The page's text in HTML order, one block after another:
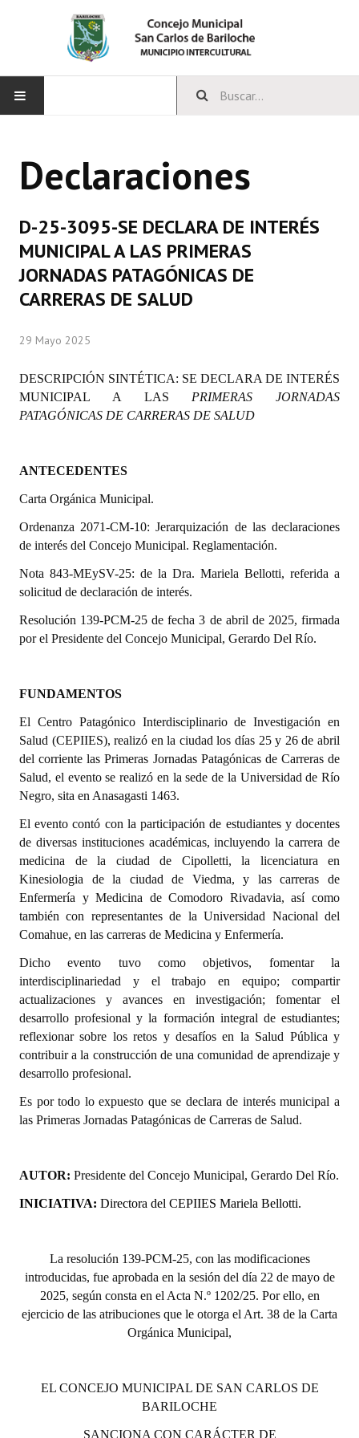
CONCEJO
Integrantes del Concejo
Comisiones Permanentes
Comisiones Especiales
Concejales Mandato Cumplido
Programas
LEGISLACIÓN
Reglamento Interno
Digesto
Organigrama
DOCUMENTOS
Proyectos Presentados
Dictámenes Asesoría Letrada
Actas de Sesión
Informes de Unidad Coordinadora
Ejecución Presupuestaria
Actas de Audiencias Públicas
NORMATIVA
Comunicaciones
Declaraciones
Resoluciones
Resoluciones de Presidencia
Antiguos Pobladores
Premio al Mérito - Registro
Audiencias Públicas - Registro
Mujeres que Dejaron Huellas - Registro
Ciudadano Ilustre - Registro
Declaraciones
D-25-3095-SE DECLARA DE INTERÉS
MUNICIPAL A LAS PRIMERAS
JORNADAS PATAGÓNICAS DE
CARRERAS DE SALUD
29 Mayo 2025
DESCRIPCIÓN SINTÉTICA: SE DECLARA DE INTERÉS
MUNICIPAL A LAS PRIMERAS JORNADAS
PATAGÓNICAS DE CARRERAS DE SALUD
ANTECEDENTES
Carta Orgánica Municipal.
Ordenanza 2071-CM-10: Jerarquización de las declaraciones
de interés del Concejo Municipal. Reglamentación.
Nota 843-MEySV-25: de la Dra. Mariela Bellotti, referida a
solicitud de declaración de interés.
Resolución 139-PCM-25 de fecha 3 de abril de 2025, firmada
por el Presidente del Concejo Municipal, Gerardo Del Río.
FUNDAMENTOS
El Centro Patagónico Interdisciplinario de Investigación en
Salud (CEPIIES), realizó en la ciudad los días 25 y 26 de abril
del corriente las Primeras Jornadas Patagónicas de Carreras de
Salud, el evento se realizó en la sede de la Universidad de Río
Negro, sita en Anasagasti 1463.
El evento contó con la participación de estudiantes y docentes
de diversas instituciones académicas, incluyendo la carrera de
medicina de la ciudad de Cipolletti, la licenciatura en
Kinesiologia de la ciudad de Viedma, y las carreras de
Enfermería y Medicina de Comodoro Rivadavia, así como
también con representantes de la Universidad Nacional del
Comahue, en las carreras de Medicina y Enfermería.
Dicho evento tuvo como objetivos, fomentar la
interdisciplinariedad y el trabajo en equipo; compartir
actualizaciones y avances en investigación; fomentar el
desarrollo profesional y la formación integral de estudiantes;
reflexionar sobre los retos y desafíos en la Salud Pública y
contribuir a la construcción de una comunidad de aprendizaje y
desarrollo profesional.
Es por todo lo expuesto que se declara de interés municipal a
las Primeras Jornadas Patagónicas de Carreras de Salud.
AUTOR: Presidente del Concejo Municipal, Gerardo Del Río.
INICIATIVA: Directora del CEPIIES Mariela Bellotti.
La resolución 139-PCM-25, con las modificaciones
introducidas, fue aprobada en la sesión del día 22 de mayo de
2025, según consta en el Acta N.º 1202/25. Por ello, en
ejercicio de las atribuciones que le otorga el Art. 38 de la Carta
Orgánica Municipal,
EL CONCEJO MUNICIPAL DE SAN CARLOS DE
BARILOCHE
SANCIONA CON CARÁCTER DE